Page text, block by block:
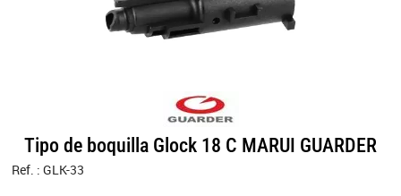
Tipo de boquilla Glock 18 C MARUI GUARDER
Ref. : GLK-33